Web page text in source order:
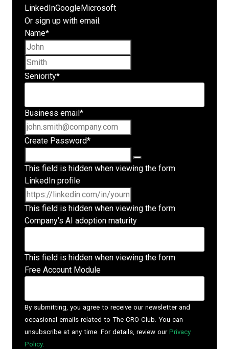
LinkedInGoogleMicrosoft
Or sign up with email:
Name*
Seniority*
Business email *
Create Password*
This field is hidden when viewing the form
LinkedIn profile
This field is hidden when viewing the form
Company's AI adoption maturity
This field is hidden when viewing the form
Free Account Module
By submitting, you agree to receive our newsletter and
occasional emails related to The CRO Club. You can
unsubscribe at any time. For details, review our Privacy
Policy.